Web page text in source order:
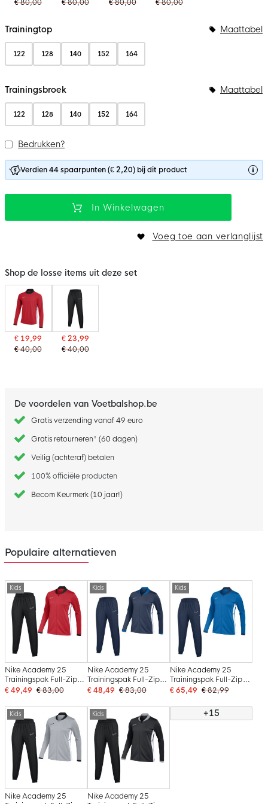
€ 80,00
€ 80,00
€ 80,00
€ 80,00
Trainingtop Maattabel
122 128 140 152 164
Trainingsbroek Maattabel
122 128 140 152 164
Bedrukken?
Verdien 44 spaarpunten (€ 2,20) bij dit product
In Winkelwagen
Voeg toe aan verlanglijst
Shop de losse items uit deze set
€ 19,99
€ 40,00
€ 23,99
€ 40,00
De voordelen van Voetbalshop.be
Gratis verzending vanaf 49 euro
Gratis retourneren* (60 dagen)
Veilig (achteraf) betalen
100% officiële producten
Becom Keurmerk (10 jaar!)
Populaire alternatieven
Kids
Nike Academy 25
Trainingspak Full-Zip
Kids Rood Zwart Wit
€ 49,49 € 83,00
Kids
Nike Academy 25
Trainingspak Full-Zip
Kids Donkerblauw
€ 48,49 € 83,00
Kids
Nike Academy 25
Trainingspak Full-Zip
Kids Blauw
€ 65,49 € 82,99
Kids
Nike Academy 25
Kids
Nike Academy 25
+15